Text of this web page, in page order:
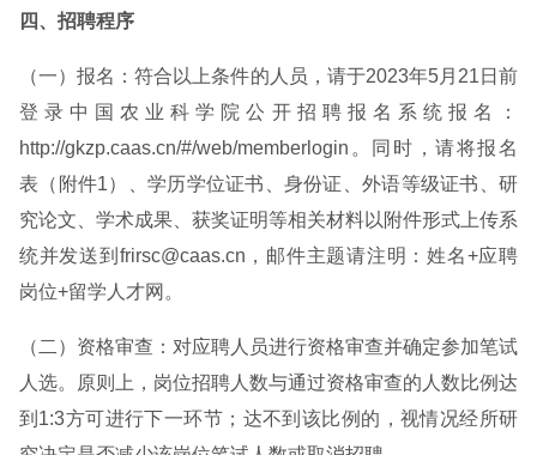
四、招聘程序
（一）报名：符合以上条件的人员，请于2023年5月21日前
登录中国农业科学院公开招聘报名系统报名：
http://gkzp.caas.cn/#/web/memberlogin。同时，请将报名
表（附件1）、学历学位证书、身份证、外语等级证书、研
究论文、学术成果、获奖证明等相关材料以附件形式上传系
统并发送到frirsc@caas.cn，邮件主题请注明：姓名+应聘
岗位+留学人才网。
（二）资格审查：对应聘人员进行资格审查并确定参加笔试
人选。原则上，岗位招聘人数与通过资格审查的人数比例达
到1:3方可进行下一环节；达不到该比例的，视情况经所研